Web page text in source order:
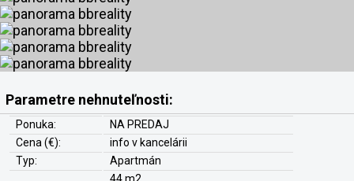
Parametre nehnuteľnosti:
Ponuka:
NA PREDAJ
Cena (€):
info v kancelárii
Typ:
Apartmán
44 m2